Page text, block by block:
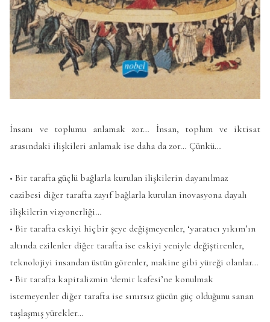
İnsanı ve toplumu anlamak zor… İnsan, toplum ve iktisat
arasındaki ilişkileri anlamak ise daha da zor… Çünkü…
• Bir tarafta güçlü bağlarla kurulan ilişkilerin dayanılmaz
cazibesi diğer tarafta zayıf bağlarla kurulan inovasyona dayalı
ilişkilerin vizyonerliği…
• Bir tarafta eskiyi hiçbir şeye değişmeyenler, ‘yaratıcı yıkım’ın
altında ezilenler diğer tarafta ise eskiyi yeniyle değiştirenler,
teknolojiyi insandan üstün görenler, makine gibi yüreği olanlar…
• Bir tarafta kapitalizmin ‘demir kafesi’ne konulmak
istemeyenler diğer tarafta ise sınırsız gücün güç olduğunu sanan
taşlaşmış yürekler…